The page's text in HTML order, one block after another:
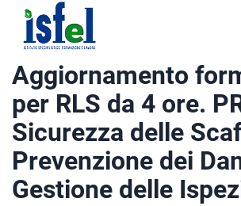
Isfel
Istituto
specialistico
formazione
e
lavoro
Aggiornamento
per RLS da 4 ore.
Sicurezza delle
Prevenzione dei
Gestione delle